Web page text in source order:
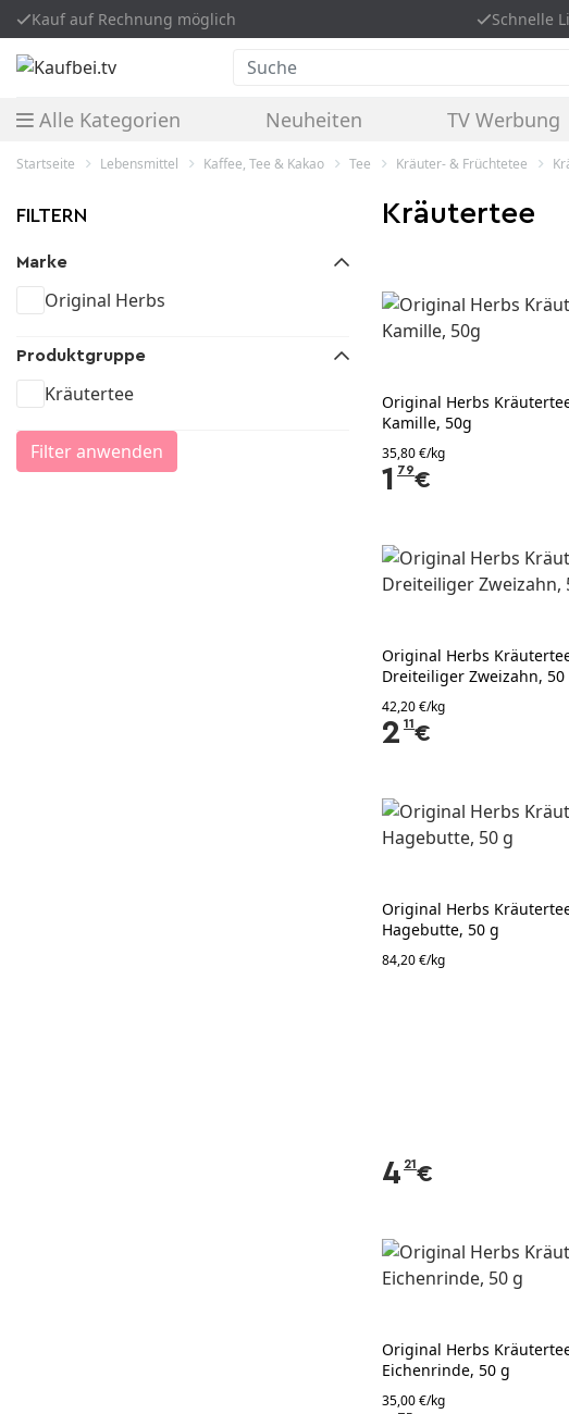
Kauf auf Rechnung möglich Schnelle
Suche
Alle Kategorien Neuheiten TV Werbung
Startseite Lebensmittel Kaffee, Tee & Kakao Tee Kräuter- & Früchtetee
FILTERN
Marke
Original Herbs
Produktgruppe
Kräutertee
Filter anwenden
Kräutertee
Original Herbs
Kamille, 50g
35,80 €/kg
1 79€
Original Herbs
Dreiteiliger Zweizahn, 50
42,20 €/kg
2 11€
Original Herbs
Hagebutte, 50 g
84,20 €/kg
4 21€
Original Herbs
Eichenrinde, 50 g
35,00 €/kg